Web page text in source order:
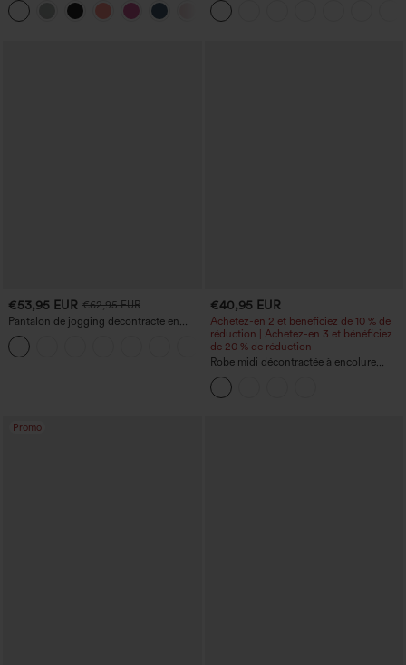
avec poches
€53,95 EUR €62,95 EUR
Pantalon de jogging décontracté en
French terry à imprimé denim, taille mi-
haute, style jean, avec poches
€40,95 EUR
Achetez-en 2 et bénéficiez de 10 % de
réduction | Achetez-en 3 et bénéficiez
de 20 % de réduction
Robe midi décontractée à encolure
ronde, sans manches, avec soutien-
gorge intégré et ourlet à volants
Promo